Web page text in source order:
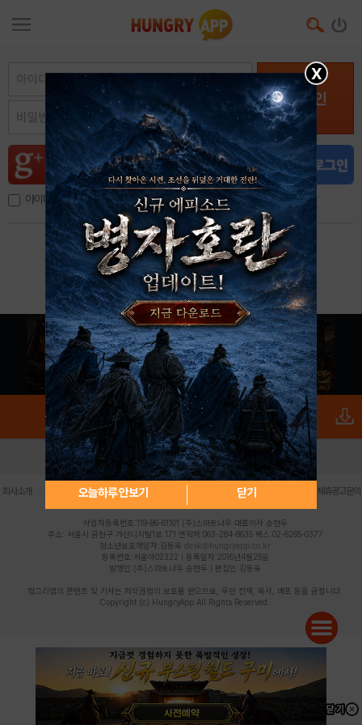
로그인
아이디, 이메일 저장
아이디 / 비밀번호 찾기 회원가입
X
오늘하루 안보기 닫기
로그인 PC버전 전체앱
회사소개 | 개인정보 처리방침 불법촬영물 신고센터 제휴광고문의
사업자등록번호:119-86-61101 (주)스마트나우 대표이사:송현두
주소: 서울시 금천구 가산디지털1로 171 연락처:063-284-8635 팩스:02-6265-0377
청소년보호책임자:김동욱 desk@hungryapp.co.kr
등록번호:서울아02322 | 등록일자:2016년4월25일
발행인:(주)스마트나우 송현두 | 편집인:김동욱
헝그리앱의 콘텐츠 및 기사는 저작권법의 보호를 받으므로, 무단 전재, 복사, 배포 등을 금합니다.
Copyright (c) HungryApp All Rights Reserved.